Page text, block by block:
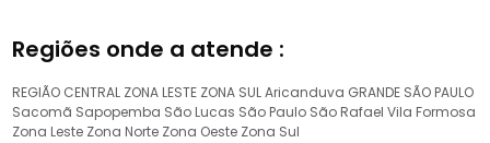
Regiões onde a atende :
REGIÃO CENTRAL ZONA LESTE ZONA SULAricanduva GRANDE SÃO PAULO
Sacomã Sapopemba São Lucas São Paulo São Rafael Vila Formosa
Zona Leste Zona Norte Zona Oeste Zona Sul